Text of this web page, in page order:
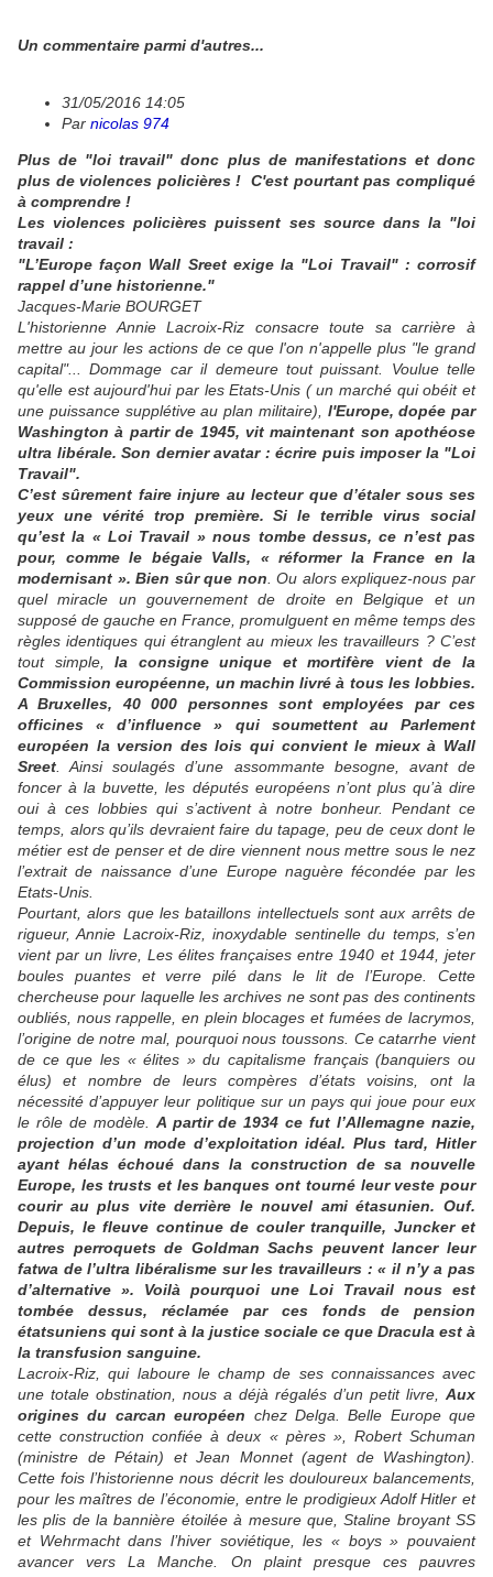
Un commentaire parmi d'autres...
31/05/2016 14:05
Par nicolas 974
Plus de "loi travail" donc plus de manifestations et donc
plus de violences policières ! C'est pourtant pas compliqué
à comprendre !
Les violences policières puissent ses source dans la "loi
travail :
"L’Europe façon Wall Sreet exige la "Loi Travail" : corrosif
rappel d’une historienne."
Jacques-Marie BOURGET
L'historienne Annie Lacroix-Riz consacre toute sa carrière à
mettre au jour les actions de ce que l'on n'appelle plus "le grand
capital"... Dommage car il demeure tout puissant. Voulue telle
qu'elle est aujourd'hui par les Etats-Unis ( un marché qui obéit et
une puissance supplétive au plan militaire), l'Europe, dopée par
Washington à partir de 1945, vit maintenant son apothéose
ultra libérale. Son dernier avatar : écrire puis imposer la "Loi
Travail".
C’est sûrement faire injure au lecteur que d’étaler sous ses
yeux une vérité trop première. Si le terrible virus social
qu’est la « Loi Travail » nous tombe dessus, ce n’est pas
pour, comme le bégaie Valls, « réformer la France en la
modernisant ». Bien sûr que non . Ou alors expliquez-nous par
quel miracle un gouvernement de droite en Belgique et un
supposé de gauche en France, promulguent en même temps des
règles identiques qui étranglent au mieux les travailleurs ? C’est
tout simple,la consigne unique et mortifère vient de la
Commission européenne, un machin livré à tous les lobbies.
A Bruxelles, 40 000 personnes sont employées par ces
officines « d’influence » qui soumettent au Parlement
européen la version des lois qui convient le mieux à Wall
Sreet . Ainsi soulagés d’une assommante besogne, avant de
foncer à la buvette, les députés européens n’ont plus qu’à dire
oui à ces lobbies qui s’activent à notre bonheur. Pendant ce
temps, alors qu’ils devraient faire du tapage, peu de ceux dont le
métier est de penser et de dire viennent nous mettre sous le nez
l’extrait de naissance d’une Europe naguère fécondée par les
Etats-Unis.
Pourtant, alors que les bataillons intellectuels sont aux arrêts de
rigueur, Annie Lacroix-Riz, inoxydable sentinelle du temps, s’en
vient par un livre, Les élites françaises entre 1940 et 1944, jeter
boules puantes et verre pilé dans le lit de l’Europe. Cette
chercheuse pour laquelle les archives ne sont pas des continents
oubliés, nous rappelle, en plein blocages et fumées de lacrymos,
l’origine de notre mal, pourquoi nous toussons. Ce catarrhe vient
de ce que les « élites » du capitalisme français (banquiers ou
élus) et nombre de leurs compères d’états voisins, ont la
nécessité d’appuyer leur politique sur un pays qui joue pour eux
le rôle de modèle. A partir de 1934 ce fut l’Allemagne nazie,
projection d’un mode d’exploitation idéal. Plus tard, Hitler
ayant hélas échoué dans la construction de sa nouvelle
Europe, les trusts et les banques ont tourné leur veste pour
courir au plus vite derrière le nouvel ami étasunien. Ouf.
Depuis, le fleuve continue de couler tranquille, Juncker et
autres perroquets de Goldman Sachs peuvent lancer leur
fatwa de l’ultra libéralisme sur les travailleurs : « il n’y a pas
d’alternative ». Voilà pourquoi une Loi Travail nous est
tombée dessus, réclamée par ces fonds de pension
étatsuniens qui sont à la justice sociale ce que Dracula est à
la transfusion sanguine.
Lacroix-Riz, qui laboure le champ de ses connaissances avec
une totale obstination, nous a déjà régalés d’un petit livre, Aux
origines du carcan européen chez Delga. Belle Europe que
cette construction confiée à deux « pères », Robert Schuman
(ministre de Pétain) et Jean Monnet (agent de Washington).
Cette fois l’historienne nous décrit les douloureux balancements,
pour les maîtres de l’économie, entre le prodigieux Adolf Hitler et
les plis de la bannière étoilée à mesure que, Staline broyant SS
et Wehrmacht dans l’hiver soviétique, les « boys » pouvaient
avancer vers La Manche. On plaint presque ces pauvres